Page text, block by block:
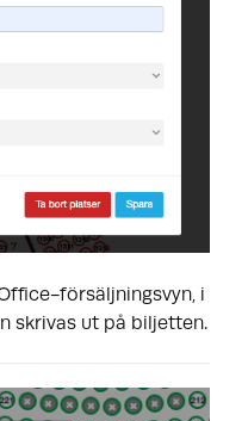
försäljningsvyn, i
skrivas ut på biljetten.